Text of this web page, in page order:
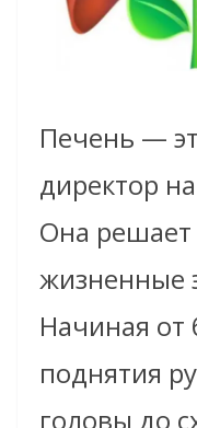
Печень —
директор
Она решает
жизненные
Начиная от
поднятия
головы до